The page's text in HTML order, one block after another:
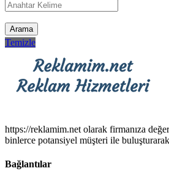
Arama
Temizle
https://reklamim.net olarak firmanıza
binlerce potansiyel müşteri ile
Bağlantılar